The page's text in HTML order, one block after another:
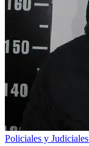
Policiales y Judiciales